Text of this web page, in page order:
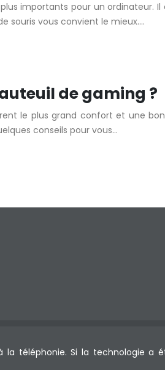
importants pour un
souris vous convient le mieux….
de gaming ?
le plus grand confort et une
conseils pour vous…
la téléphonie. Si la technologie